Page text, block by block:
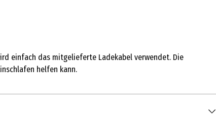
einfach das mitgelieferte Ladekabel verwendet. Die
helfen kann.